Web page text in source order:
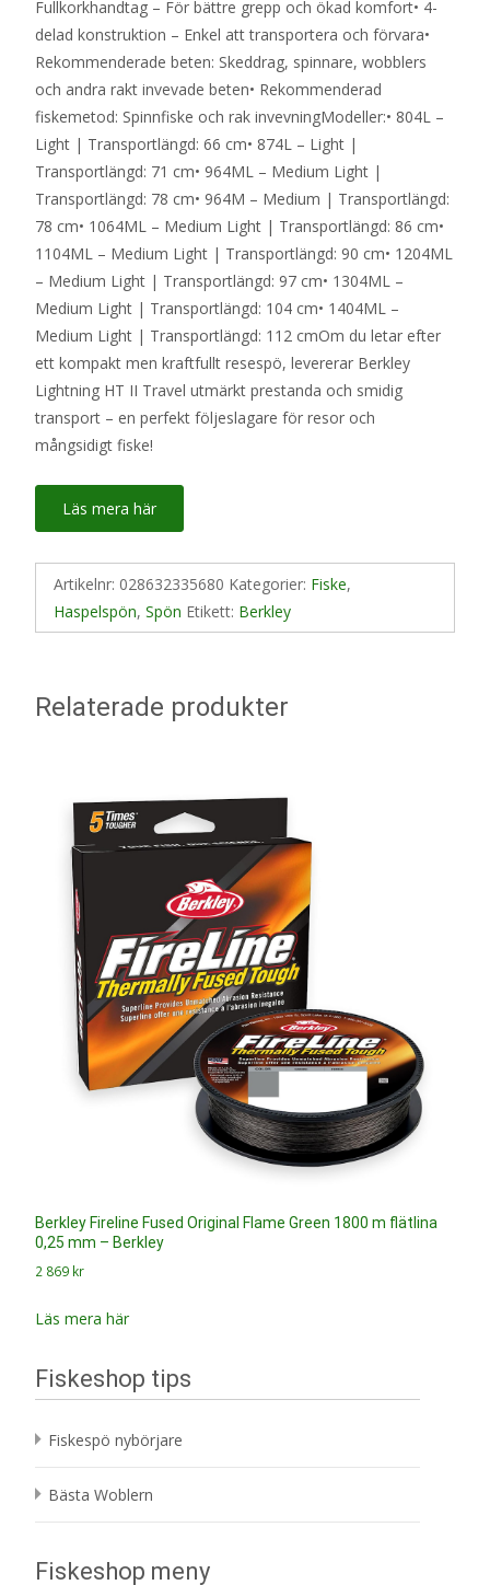
Fullkorkhandtag – För bättre grepp och ökad komfort• 4-
delad konstruktion – Enkel att transportera och förvara•
Rekommenderade beten: Skeddrag, spinnare, wobblers
och andra rakt invevade beten• Rekommenderad
fiskemetod: Spinnfiske och rak invevningModeller:• 804L –
Light | Transportlängd: 66 cm• 874L – Light |
Transportlängd: 71 cm• 964ML – Medium Light |
Transportlängd: 78 cm• 964M – Medium | Transportlängd:
78 cm• 1064ML – Medium Light | Transportlängd: 86 cm•
1104ML – Medium Light | Transportlängd: 90 cm• 1204ML
– Medium Light | Transportlängd: 97 cm• 1304ML –
Medium Light | Transportlängd: 104 cm• 1404ML –
Medium Light | Transportlängd: 112 cmOm du letar efter
ett kompakt men kraftfullt resespö, levererar Berkley
Lightning HT II Travel utmärkt prestanda och smidig
transport – en perfekt följeslagare för resor och
mångsidigt fiske!
Läs mera här
Artikelnr: 028632335680 Kategorier: Fiske,
Haspelspön, Spön Etikett: Berkley
Relaterade produkter
Berkley Fireline Fused Original Flame Green 1800 m flätlina
0,25 mm – Berkley
2 869 kr
Läs mera här
Fiskeshop tips
Fiskespö nybörjare
Bästa Woblern
Fiskeshop meny